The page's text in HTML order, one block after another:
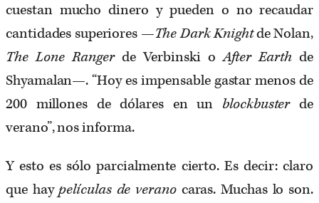
cuestan mucho dinero y pueden o no recaudar
cantidades superiores —The Dark Knightde Nolan,
The Lone Rangerde Verbinski oAfter Earthde
Shyamalan—. “Hoy es impensable gastar menos de
200 millones de dólares en un blockbusterde
verano”, nos informa.
Y esto es sólo parcialmente cierto. Es decir: claro
que haypelículas de veranocaras. Muchas lo son.